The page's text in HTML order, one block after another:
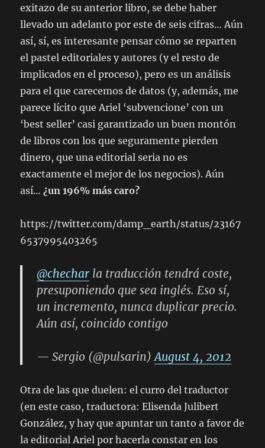
exitazo de su anterior libro, se debe haber
llevado un adelanto por este de seis cifras… Aún
así, sí, es interesante pensar cómo se reparten
el pastel editoriales y autores (y el resto de
implicados en el proceso), pero es un análisis
para el que carecemos de datos (y, además, me
parece lícito que Ariel ‘subvencione’ con un
‘best seller’ casi garantizado un buen montón
de libros con los que seguramente pierden
dinero, que una editorial seria no es
exactamente el mejor de los negocios). Aún
así…¿un 196% más caro?
https://twitter.com/damp_earth/status/23167
6537995403265
@chechar la traducción tendrá coste,
presuponiendo que sea inglés. Eso sí,
un incremento, nunca duplicar precio.
Aún así, coincido contigo
— Sergio (@pulsarin)August 4, 2012
Otra de las que duelen: el curro del traductor
(en este caso, traductora: Elisenda Julibert
González, y hay que apuntar un tanto a favor de
la editorial Ariel por hacerla constar en los